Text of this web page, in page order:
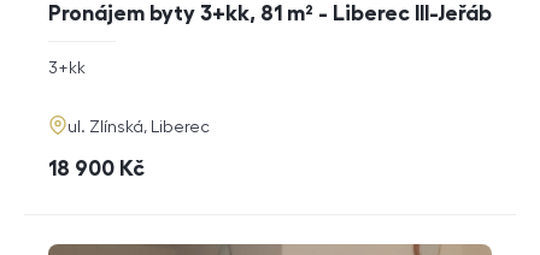
Pronájem byty 3+kk, 81 m² - Liberec III-Jeřáb
rozměry
dispozice
3+kk
adresa
ul. Zlínská, Liberec
cena
18 900 Kč